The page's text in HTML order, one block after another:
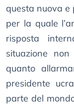
questa nuova e
per la quale
risposta
situazione
quanto
presidente
parte del